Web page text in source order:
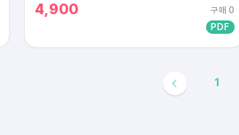
4,900
구매 0
PDF
1